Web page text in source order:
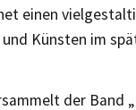
einen
Künsten im
der Band